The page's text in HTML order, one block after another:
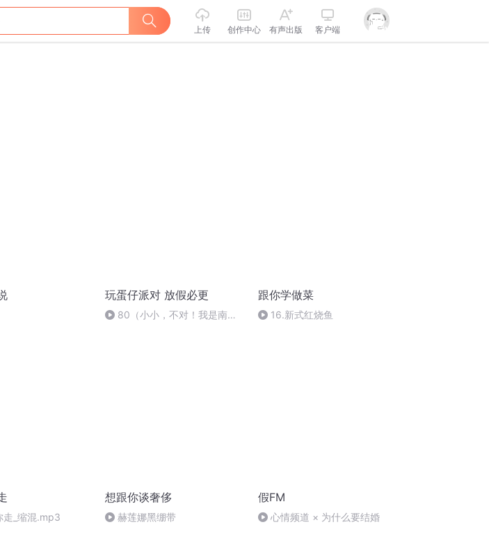
上传 创作中心 有声出版 客户端
玩蛋仔派对 放假必更
80（小小，不对！我是南
跟你学做菜
16.新式红烧鱼
走_缩混.mp3
想跟你谈奢侈
赫莲娜黑绷带
假FM
心情频道 × 为什么要结婚